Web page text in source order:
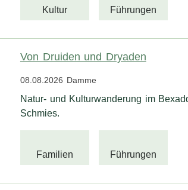
Kultur Führungen
Von Druiden und Dryaden
08.08.2026 Damme
Natur- und Kulturwanderung im
Schmies.
Familien Führungen